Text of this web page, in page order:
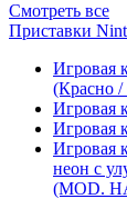
Смотреть все
Приставки
Игровая
(Красно
Игровая
Игровая
Игровая
неон с
(MOD.